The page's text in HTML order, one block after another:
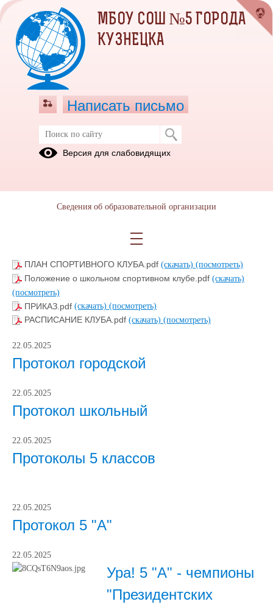
Школьный спортивный клуб
ПЛАН СПОРТИВНОГО КЛУБА.pdf (скачать) (посмотреть)
Положение о школьном спортивном клубе.pdf (скачать)
(посмотреть)
ПРИКАЗ.pdf (скачать) (посмотреть)
РАСПИСАНИЕ КЛУБА.pdf (скачать) (посмотреть)
22.05.2025
Протокол городской
22.05.2025
Протокол школьный
22.05.2025
Протоколы 5 классов
22.05.2025
Протокол 5 "А"
22.05.2025
Ура! 5 "А" - чемпионы
"Президентских
МБОУ СОШ №5 ГОРОДА
КУЗНЕЦКА
Написать письмо
Версия для слабовидящих
Сведения об образовательной организации